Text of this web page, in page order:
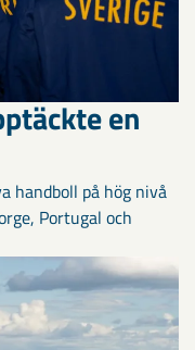
en
handboll på hög nivå
Portugal och